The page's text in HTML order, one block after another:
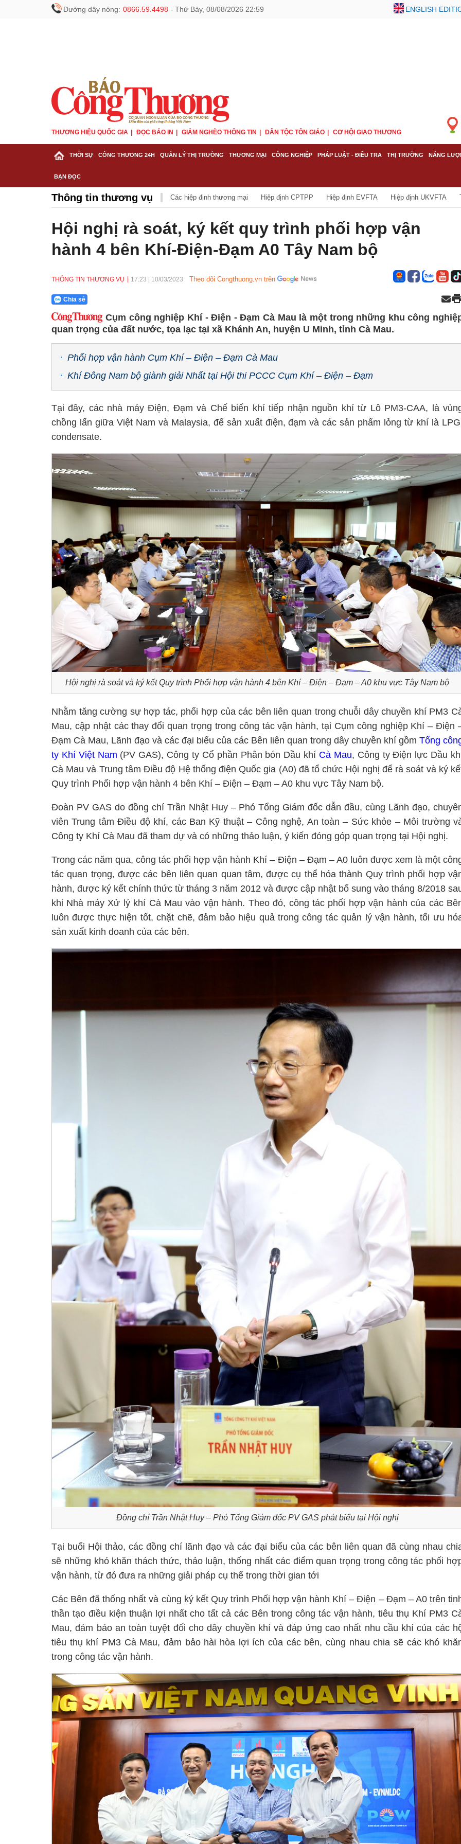
Đường dây nóng: 0866.59.4498 - Thứ Bảy, 08/08/2026 22:59 ENGLISH
THƯƠNG HIỆU QUỐC GIA ĐỌC BÁO IN GIẢM NGHÈO THÔNG TIN DÂN TỘC TÔN GIÁO CƠ HỘI GIAO THƯƠNG
THỜI SỰ CÔNG THƯƠNG 24H QUẢN LÝ THỊ TRƯỜNG THƯƠNG MẠI CÔNG NGHIỆP PHÁP LUẬT - ĐIỀU TRA THỊ TRƯỜNG NĂNG
BẠN ĐỌC
Thông tin thương vụ Các hiệp định thương mại Hiệp định CPTPP Hiệp định EVFTA Hiệp định UKVFTA
Hội nghị rà soát, ký kết quy trình phối hợp vận
hành 4 bên Khí-Điện-Đạm A0 Tây Nam bộ
THÔNG TIN THƯƠNG VỤ 17:23 10/03/2023 Theo dõi Congthuong.vn trên
Chia sẻ
Cụm công nghiệp Khí - Điện - Đạm Cà Mau là một trong những khu công
quan trọng của đất nước, tọa lạc tại xã Khánh An, huyện U Minh, tỉnh Cà Mau.
Phối hợp vận hành Cụm Khí – Điện – Đạm Cà Mau
Khí Đông Nam bộ giành giải Nhất tại Hội thi PCCC Cụm Khí – Điện – Đạm
Tại đây, các nhà máy Điện, Đạm và Chế biến khí tiếp nhận nguồn khí từ Lô PM3-CAA, là
chồng lấn giữa Việt Nam và Malaysia, để sản xuất điện, đạm và các sản phẩm lỏng từ khí là
condensate.
Hội nghị rà soát và ký kết Quy trình Phối hợp vận hành 4 bên Khí – Điện – Đạm – A0 khu vực Tây Nam bộ
Nhằm tăng cường sự hợp tác, phối hợp của các bên liên quan trong chuỗi dây chuyền khí PM3
Mau, cập nhật các thay đổi quan trọng trong công tác vận hành, tại Cụm công nghiệp Khí – Điện
Đạm Cà Mau, Lãnh đạo và các đại biểu của các Bên liên quan trong dây chuyền khí gồm Tổng
ty Khí Việt Nam (PV GAS), Công ty Cổ phần Phân bón Dầu khí Cà Mau, Công ty Điện lực Dầu
Cà Mau và Trung tâm Điều độ Hệ thống điện Quốc gia (A0) đã tổ chức Hội nghị để rà soát và ký
Quy trình Phối hợp vận hành 4 bên Khí – Điện – Đạm – A0 khu vực Tây Nam bộ.
Đoàn PV GAS do đồng chí Trần Nhật Huy – Phó Tổng Giám đốc dẫn đầu, cùng Lãnh đạo,
viên Trung tâm Điều độ khí, các Ban Kỹ thuật – Công nghệ, An toàn – Sức khỏe – Môi trường
Công ty Khí Cà Mau đã tham dự và có những thảo luận, ý kiến đóng góp quan trọng tại Hội nghị.
Trong các năm qua, công tác phối hợp vận hành Khí – Điện – Đạm – A0 luôn được xem là một
tác quan trọng, được các bên liên quan quan tâm, được cụ thể hóa thành Quy trình phối hợp
hành, được ký kết chính thức từ tháng 3 năm 2012 và được cập nhật bổ sung vào tháng 8/2018
khi Nhà máy Xử lý khí Cà Mau vào vận hành. Theo đó, công tác phối hợp vận hành của các
luôn được thực hiện tốt, chặt chẽ, đảm bảo hiệu quả trong công tác quản lý vận hành, tối ưu
sản xuất kinh doanh của các bên.
Đồng chí Trần Nhật Huy – Phó Tổng Giám đốc PV GAS phát biểu tại Hội nghị
Tại buổi Hội thảo, các đồng chí lãnh đạo và các đại biểu của các bên liên quan đã cùng nhau
sẽ những khó khăn thách thức, thảo luận, thống nhất các điểm quan trọng trong công tác phối
vận hành, từ đó đưa ra những giải pháp cụ thể trong thời gian tới
Các Bên đã thống nhất và cùng ký kết Quy trình Phối hợp vận hành Khí – Điện – Đạm – A0 trên
thần tạo điều kiện thuận lợi nhất cho tất cả các Bên trong công tác vận hành, tiêu thụ Khí PM3
Mau, đảm bảo an toàn tuyệt đối cho dây chuyền khí và đáp ứng cao nhất nhu cầu khí của các
tiêu thụ khí PM3 Cà Mau, đảm bảo hài hòa lợi ích của các bên, cùng nhau chia sẽ các khó
trong công tác vận hành.